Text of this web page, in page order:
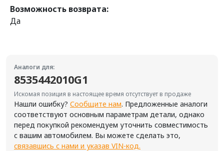
Возможность возврата:
Да
Аналоги для:
8535442010G1
Искомая позиция в настоящее время отсутствует в продаже
Нашли ошибку? Сообщите нам. Предложенные аналоги
соответствуют основным параметрам детали, однако
перед покупкой рекомендуем уточнить совместимость
с вашим автомобилем. Вы можете сделать это,
связавшись с нами и указав VIN-код.